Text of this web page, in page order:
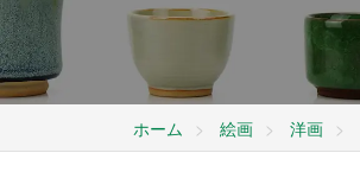
ホーム 絵画 洋画